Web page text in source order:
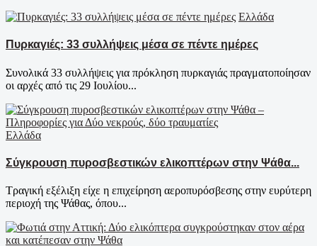
Ελλάδα
Πυρκαγιές: 33 συλλήψεις μέσα σε πέντε ημέρες
Συνολικά 33 συλλήψεις για πρόκληση πυρκαγιάς πραγματοποίησαν
οι αρχές από τις 29 Ιουλίου...
Ελλάδα
Σύγκρουση πυροσβεστικών ελικοπτέρων στην Ψάθα...
Τραγική εξέλιξη είχε η επιχείρηση αεροπυρόσβεσης στην ευρύτερη
περιοχή της Ψάθας, όπου...